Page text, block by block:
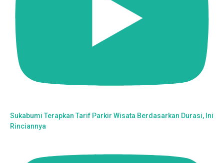
Sukabumi Terapkan Tarif Parkir Wisata Berdasarkan Durasi, Ini
Rinciannya